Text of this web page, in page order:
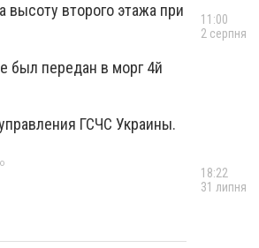
высоту второго этажа при
был передан в морг 4й
ГСЧС Украины.
11:00
2 серпня
18:22
31 липня